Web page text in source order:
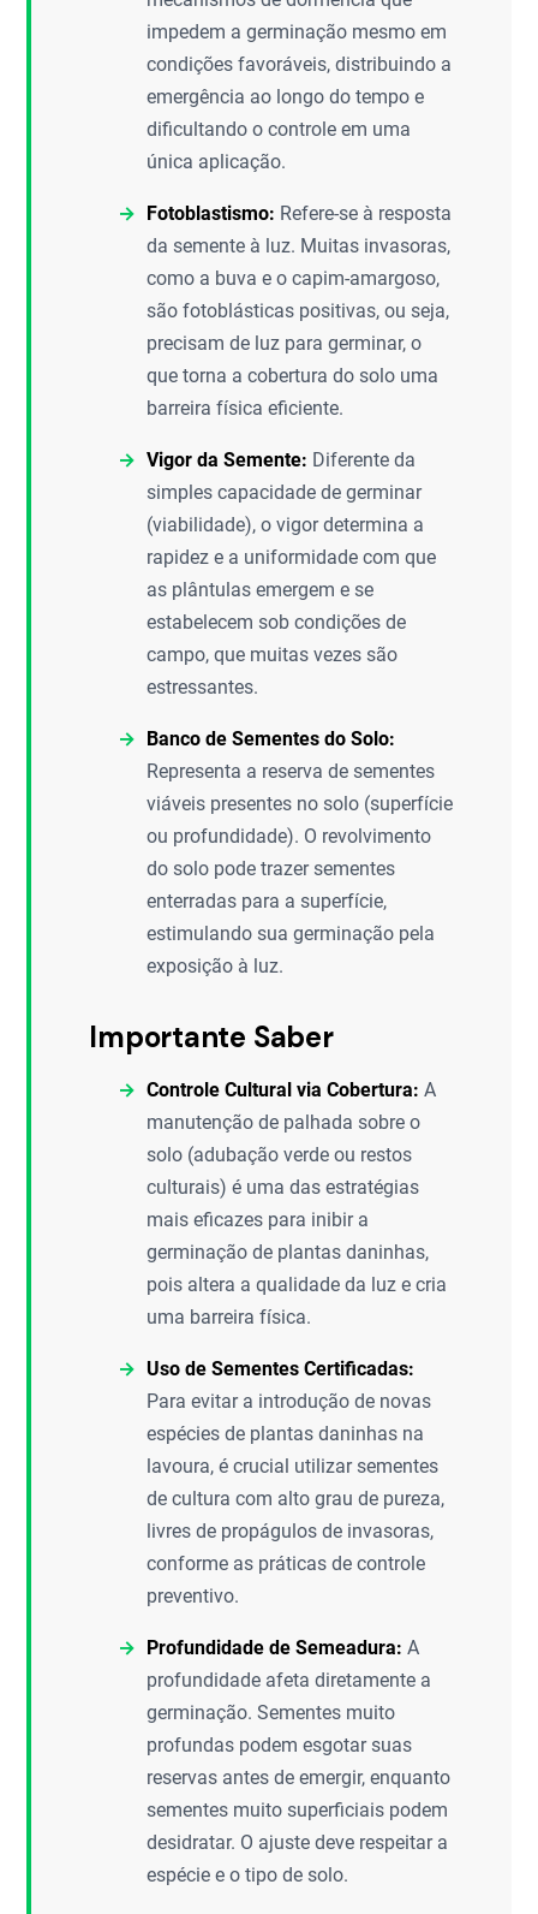
impedem a germinação mesmo em
condições favoráveis, distribuindo a
emergência ao longo do tempo e
dificultando o controle em uma
única aplicação.
Fotoblastismo: Refere-se à resposta
da semente à luz. Muitas invasoras,
como a buva e o capim-amargoso,
são fotoblásticas positivas, ou seja,
precisam de luz para germinar, o
que torna a cobertura do solo uma
barreira física eficiente.
Vigor da Semente: Diferente da
simples capacidade de germinar
(viabilidade), o vigor determina a
rapidez e a uniformidade com que
as plântulas emergem e se
estabelecem sob condições de
campo, que muitas vezes são
estressantes.
Banco de Sementes do Solo:
Representa a reserva de sementes
viáveis presentes no solo (superfície
ou profundidade). O revolvimento
do solo pode trazer sementes
enterradas para a superfície,
estimulando sua germinação pela
exposição à luz.
Importante Saber
Controle Cultural via Cobertura: A
manutenção de palhada sobre o
solo (adubação verde ou restos
culturais) é uma das estratégias
mais eficazes para inibir a
germinação de plantas daninhas,
pois altera a qualidade da luz e cria
uma barreira física.
Uso de Sementes Certificadas:
Para evitar a introdução de novas
espécies de plantas daninhas na
lavoura, é crucial utilizar sementes
de cultura com alto grau de pureza,
livres de propágulos de invasoras,
conforme as práticas de controle
preventivo.
Profundidade de Semeadura: A
profundidade afeta diretamente a
germinação. Sementes muito
profundas podem esgotar suas
reservas antes de emergir, enquanto
sementes muito superficiais podem
desidratar. O ajuste deve respeitar a
espécie e o tipo de solo.